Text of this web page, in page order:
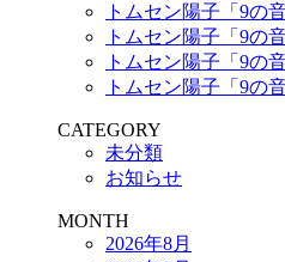
トムセン陽子「9の
トムセン陽子「9の
トムセン陽子「9の
トムセン陽子「9の
CATEGORY
未分類
お知らせ
MONTH
2026年8月